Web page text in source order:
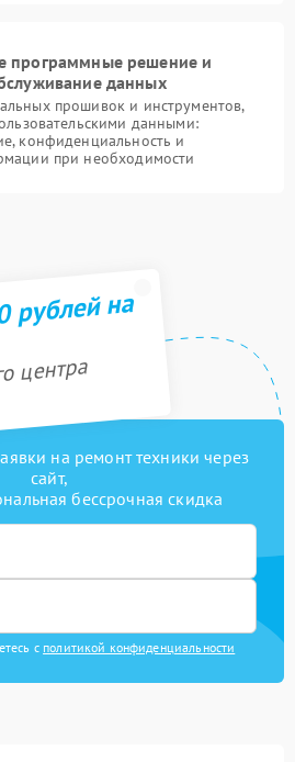
программные решение и
данных
прошивок и инструментов,
данными:
конфиденциальность и
при необходимости
рублей на
центра
на ремонт техники через
сайт,
бессрочная скидка
с политикой конфиденциальности